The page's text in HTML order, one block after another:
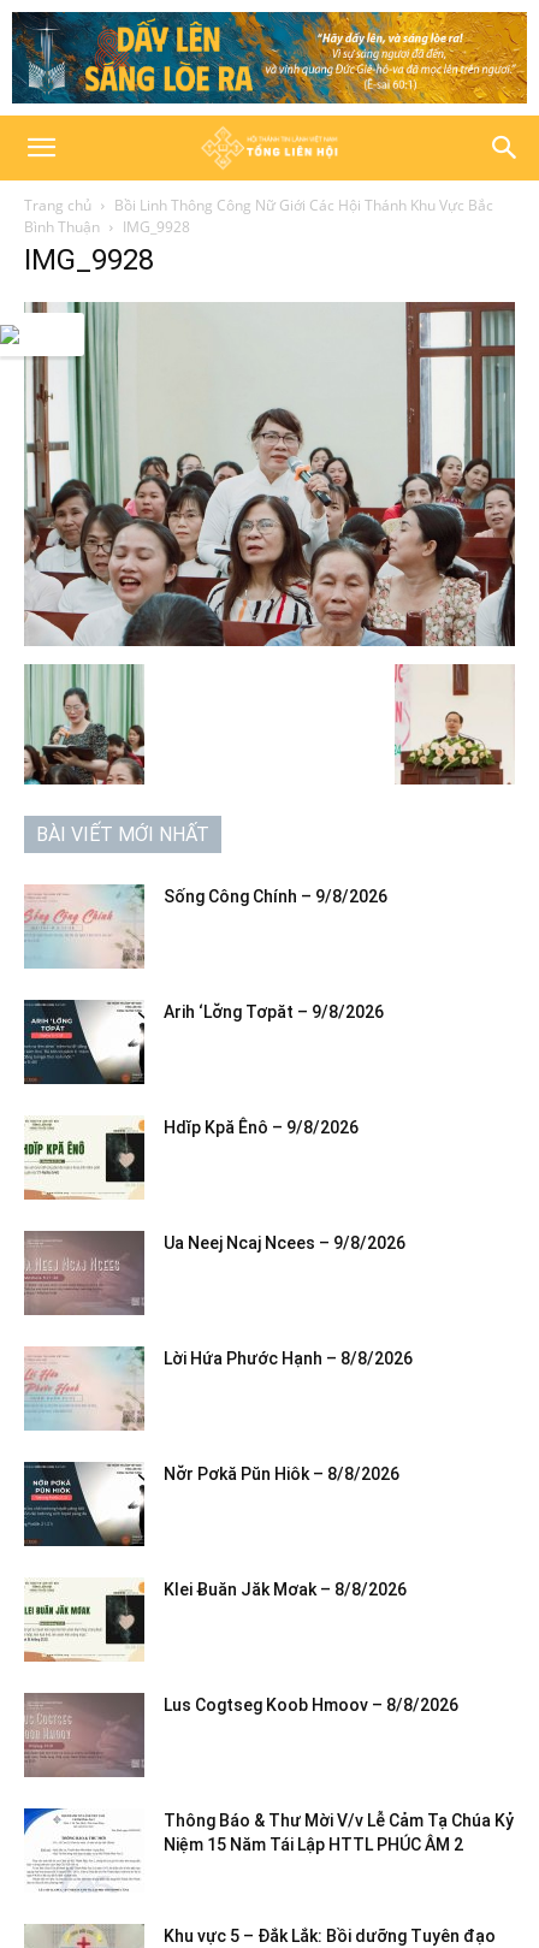
Trang chủ
Bồi Linh Thông Công Nữ Giới Các Hội Thánh Khu Vực Bắc
Bình Thuận
IMG_9928
IMG_9928
BÀI VIẾT MỚI NHẤT
Sống Công Chính – 9/8/2026
Arih ‘Lơ̆ng Tơpăt – 9/8/2026
Hdĭp Kpă Ênô – 9/8/2026
Ua Neej Ncaj Ncees – 9/8/2026
Lời Hứa Phước Hạnh – 8/8/2026
Nơ̆r Pơkă Pŭn Hiôk – 8/8/2026
Klei Ƀuăn Jăk Mơak – 8/8/2026
Lus Cogtseg Koob Hmoov – 8/8/2026
Thông Báo & Thư Mời V/v Lễ Cảm Tạ Chúa Kỷ
Niệm 15 Năm Tái Lập HTTL PHÚC ÂM 2
Khu vực 5 – Đắk Lắk: Bồi dưỡng Tuyên đạo